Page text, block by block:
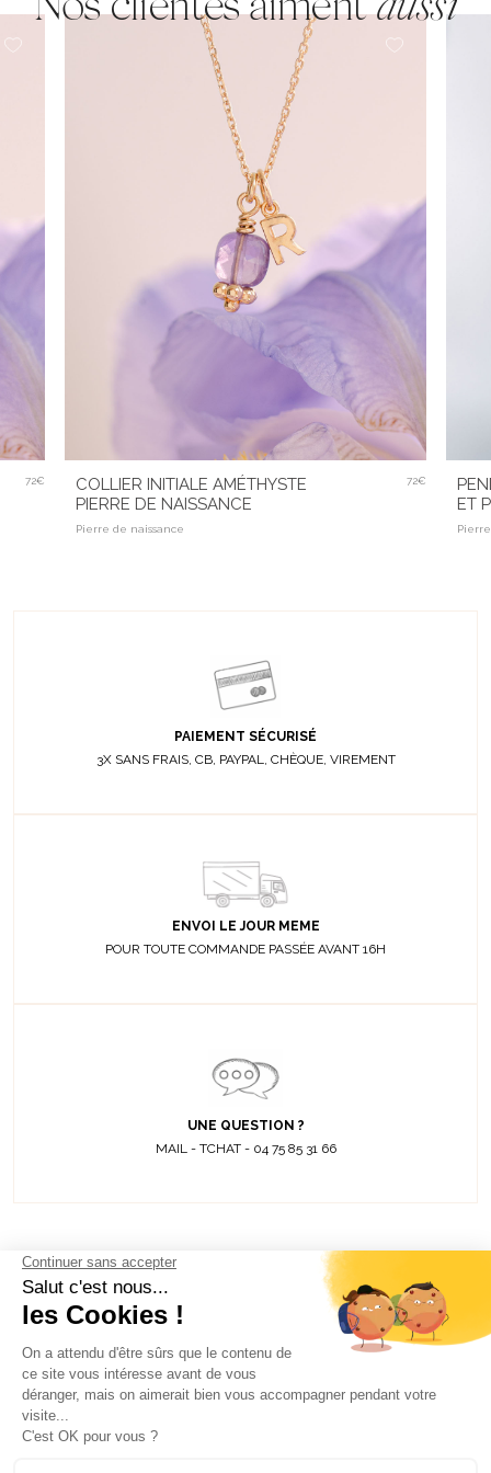
Nos clientes aimentaussi
72€
COLLIER INITIALE AMÉTHYSTE
PIERRE DE NAISSANCE
Pierre de naissance
72€
ET
PAIEMENT SÉCURISÉ
3X SANS FRAIS, CB, PAYPAL, CHÈQUE, VIREMENT
ENVOI LE JOUR MEME
POUR TOUTE COMMANDE PASSÉE AVANT 16H
UNE QUESTION ?
MAIL - TCHAT - 04 75 85 31 66
Découvrez toutes nos actualités
EMAIL